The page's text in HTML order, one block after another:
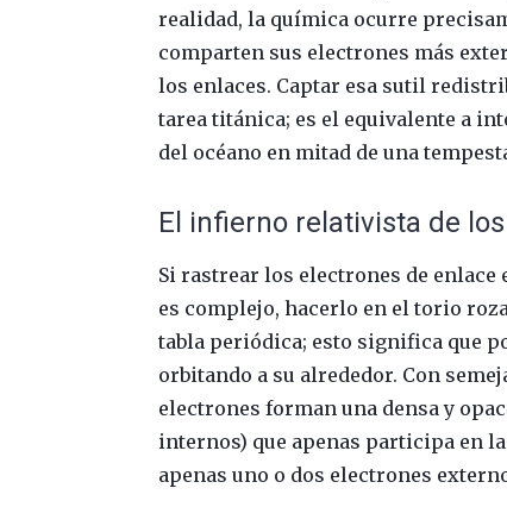
realidad, la química ocurre
comparten sus electrones más
los enlaces. Captar esa sutil
tarea titánica; es el equivalente a
del océano en mitad de una
El infierno relativista de
Si rastrear los electrones de
es complejo, hacerlo en el torio
tabla periódica; esto significa que
orbitando a su alrededor. Con
electrones forman una densa y
internos) que apenas participa en
apenas uno o dos electrones